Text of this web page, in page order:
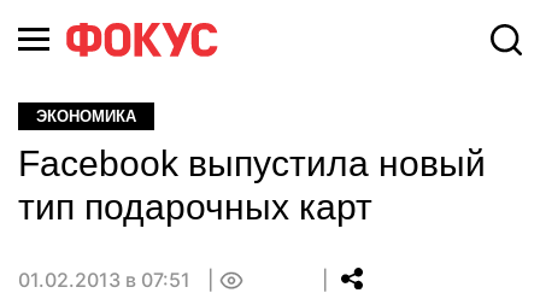
ЭКОНОМИКА
Facebook выпустила новый
тип подарочных карт
01.02.2013 в 07:51